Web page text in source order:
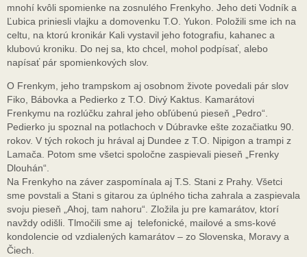
mnohí kvôli spomienke na zosnulého Frenkyho. Jeho deti Vodník a
Ľubica priniesli vlajku a domovenku T.O. Yukon. Položili sme ich na
celtu, na ktorú kronikár Kali vystavil jeho fotografiu, kahanec a
klubovú kroniku. Do nej sa, kto chcel, mohol podpísať, alebo
napísať pár spomienkových slov.
O Frenkym, jeho trampskom aj osobnom živote povedali pár slov
Fiko, Bábovka a Pedierko z T.O. Divý Kaktus. Kamarátovi
Frenkymu na rozlúčku zahral jeho obľúbenú pieseň „Pedro“.
Pedierko ju spoznal na potlachoch v Dúbravke ešte zozačiatku 90.
rokov. V tých rokoch ju hrával aj Dundee z T.O. Nipigon a trampi z
Lamača. Potom sme všetci spoločne zaspievali pieseň „Frenky
Dlouhán“.
Na Frenkyho na záver zaspomínala aj T.S. Stani z Prahy. Všetci
sme povstali a Stani s gitarou za úplného ticha zahrala a zaspievala
svoju pieseň „Ahoj, tam nahoru“. Zložila ju pre kamarátov, ktorí
navždy odišli. Tlmočili sme aj telefonické, mailové a sms-kové
kondolencie od vzdialených kamarátov – zo Slovenska, Moravy a
Čiech.